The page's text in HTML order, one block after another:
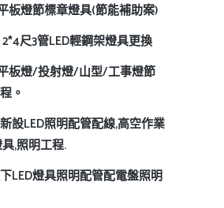
板燈節標章燈具(節能補助案)
尺3管LED輕鋼架燈具更換
板燈/投射燈/山型/工事燈節
。
設LED照明配管配線,高空作業
,照明工程.
LED燈具照明配管配電盤照明